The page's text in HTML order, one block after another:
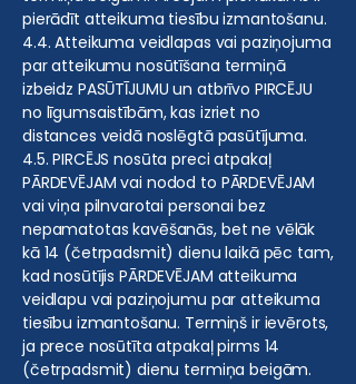
pierādīt atteikuma tiesību izmantošanu.
4.4. Atteikuma veidlapas vai paziņojuma
par atteikumu nosūtīšana termiņā
izbeidz PASŪTĪJUMU un atbrīvo PIRCĒJU
no līgumsaistībām, kas izriet no
distances veidā noslēgtā pasūtījuma.
4.5. PIRCĒJS nosūta preci atpakaļ
PĀRDEVĒJAM vai nodod to PĀRDEVĒJAM
vai viņa pilnvarotai personai bez
nepamatotas kavēšanās, bet ne vēlāk
kā 14 (četrpadsmit) dienu laikā pēc tam,
kad nosūtījis PĀRDEVĒJAM atteikuma
veidlapu vai paziņojumu par atteikuma
tiesību izmantošanu. Termiņš ir ievērots,
ja prece nosūtīta atpakaļ pirms 14
(četrpadsmit) dienu termiņa beigām.